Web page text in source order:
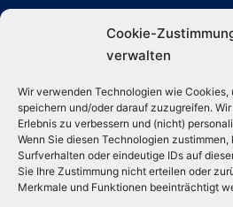
Cookie-
verwalten
Wir verwenden Technologien wie Cookies,
speichern und/oder darauf zuzugreifen.
Erlebnis zu verbessern und (nicht)
Wenn Sie diesen Technologien
Surfverhalten oder eindeutige IDs auf
Sie Ihre Zustimmung nicht erteilen oder
Merkmale und Funktionen beeinträchtigt
ABONNIEREN
Folge uns auf Social